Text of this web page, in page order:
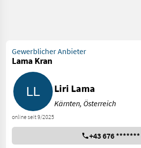
Gewerblicher Anbieter
Lama Kran
online seit 9/2025
Liri Lama
Kärnten, Österreich
+43 676 *******